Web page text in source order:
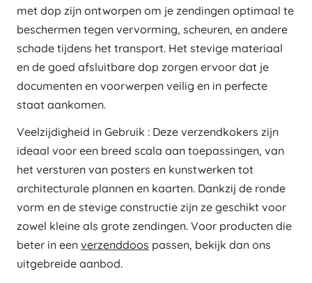
met dop zijn ontworpen om je zendingen optimaal te
beschermen tegen vervorming, scheuren, en andere
schade tijdens het transport. Het stevige materiaal
en de goed afsluitbare dop zorgen ervoor dat je
documenten en voorwerpen veilig en in perfecte
staat aankomen.
Veelzijdigheid in Gebruik : Deze verzendkokers zijn
ideaal voor een breed scala aan toepassingen, van
het versturen van posters en kunstwerken tot
architecturale plannen en kaarten. Dankzij de ronde
vorm en de stevige constructie zijn ze geschikt voor
zowel kleine als grote zendingen. Voor producten die
beter in een verzenddoos passen, bekijk dan ons
uitgebreide aanbod.